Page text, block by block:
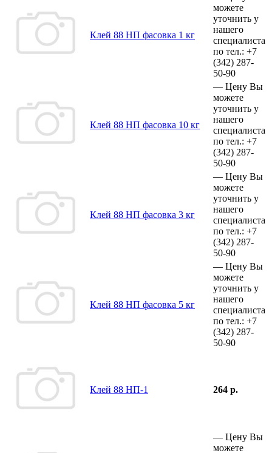
Клей 88 НП фасовка 1 кг
можете
уточнить у
нашего
специалиста
по тел.: +7
(342) 287-
50-90
Клей 88 НП фасовка 10 кг
— Цену Вы
можете
уточнить у
нашего
специалиста
по тел.: +7
(342) 287-
50-90
Клей 88 НП фасовка 3 кг
— Цену Вы
можете
уточнить у
нашего
специалиста
по тел.: +7
(342) 287-
50-90
Клей 88 НП фасовка 5 кг
— Цену Вы
можете
уточнить у
нашего
специалиста
по тел.: +7
(342) 287-
50-90
Клей 88 НП-1 264 р.
— Цену Вы
можете